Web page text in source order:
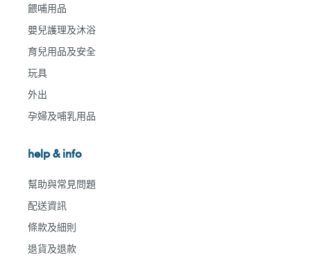
餵哺用品
嬰兒護理及沐浴
育兒用品及安全
玩具
外出
孕婦及哺乳用品
help & info
幫助與常見問題
配送資訊
條款及細則
退貨及退款